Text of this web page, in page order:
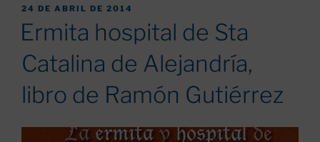
PUBLICADO
24 DE ABRIL DE 2014
Ermita hospital de Sta
Catalina de Alejandría,
libro de Ramón Gutiérrez